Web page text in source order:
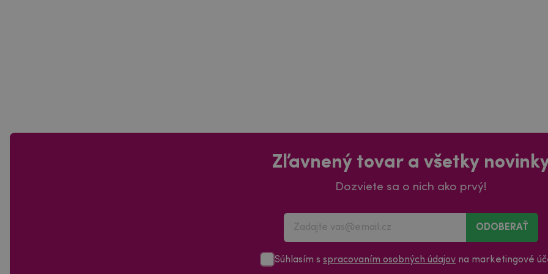
Zľavnený tovar a všetky
Dozviete sa o nich ako prvý!
ODOBERAŤ
Súhlasím s spracovaním osobných údajov na marketingové